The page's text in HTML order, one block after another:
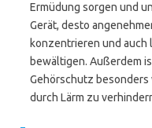
Ermüdung sorgen und
Gerät, desto
konzentrieren und
bewältigen. Außerdem
Gehörschutz besonders
durch Lärm zu